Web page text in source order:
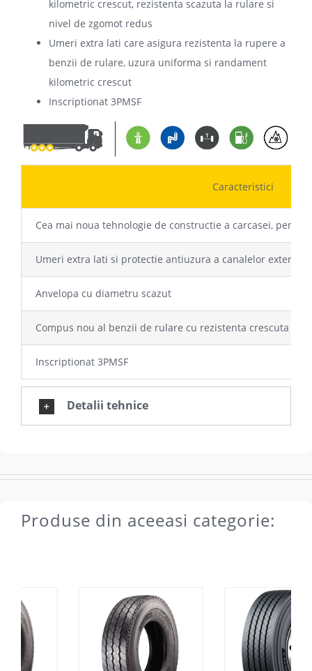
kilometric crescut, rezistenta scazuta la rulare si
nivel de zgomot redus
Umeri extra lati care asigura rezistenta la rupere a
benzii de rulare, uzura uniforma si randament
kilometric crescut
Inscriptionat 3PMSF
Caracteristici
Cea mai noua tehnologie de constructie a carcasei,
Umeri extra lati si protectie antiuzura a canalelor
Anvelopa cu diametru scazut
Compus nou al benzii de rulare cu rezistenta crescuta la
Inscriptionat 3PMSF
Detalii tehnice
Produse din aceeasi categorie: